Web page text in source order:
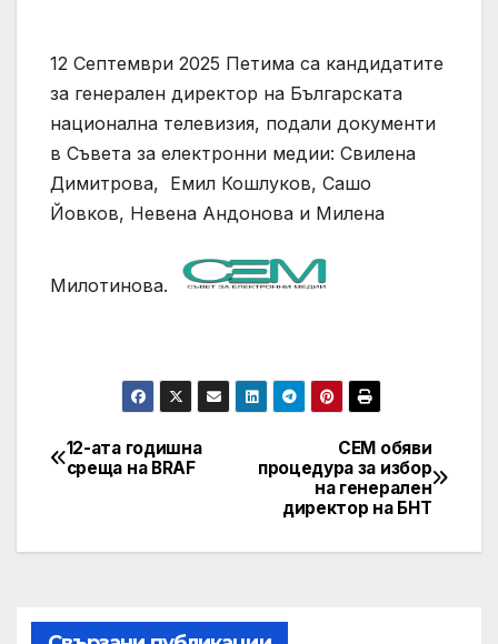
12 Септември 2025 Петима са кандидатите
за генерален директор на Българската
национална телевизия, подали документи
в Съвета за електронни медии: Свилена
Димитрова, Емил Кошлуков, Сашо
Йовков, Невена Андонова и Милена
Милотинова.
Post
СЕМ обяви
процедура за избор
на генерален
директор на БНТ
12-ата годишна
среща на BRAF